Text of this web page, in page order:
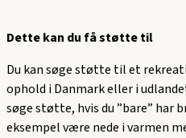
Dette kan du få støtte til
Du kan søge støtte til et
ophold i Danmark eller i
søge støtte, hvis du ”bare” har
eksempel være nede i varmen